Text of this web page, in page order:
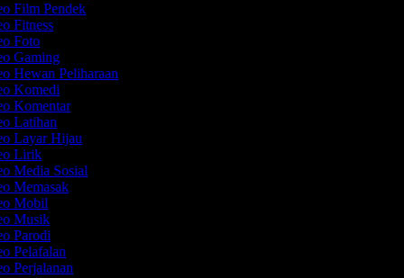
Film Pendek
Fitness
Foto
Gaming
Hewan Peliharaan
Komedi
Komentar
Latihan
Layar Hijau
Lirik
Media Sosial
Memasak
Mobil
Musik
Parodi
Pelafalan
Perjalanan